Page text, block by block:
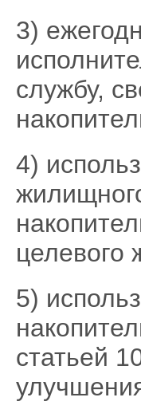
3)
службу,
4)
целевого
5)
статьей